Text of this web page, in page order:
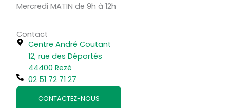
Mercredi MATIN de 9h à 12h
Contact
Centre André Coutant
12, rue des Déportés
44400 Rezé
02 51 72 71 27
CONTACTEZ-NOUS